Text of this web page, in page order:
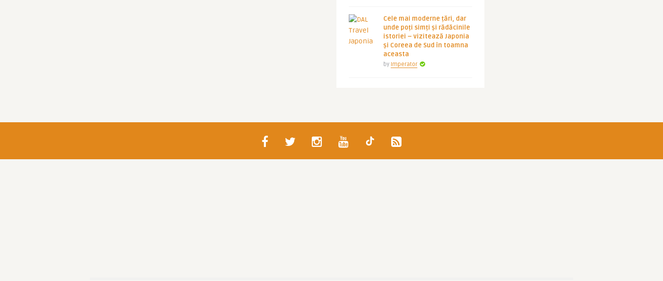
Cele mai moderne țări, dar
unde poți simți și rădăcinile
istoriei – vizitează Japonia
și Coreea de Sud în toamna
aceasta
by Imperator